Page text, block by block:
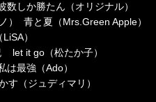
しか勝たん（オリジナル）
） 青と夏（Mrs.Green Apple）
）
it go（松たか子）
最強（Ado）
（ジュディマリ）